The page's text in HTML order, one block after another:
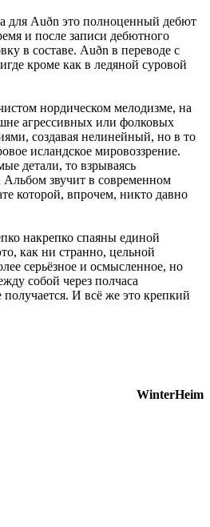
для Auðn это полноценный дебют
и после записи дебютного
в составе. Auðn в переводе с
кроме как в ледяной суровой
нордическом мелодизме, на
агрессивных или фолковых
создавая нелинейный, но в то
исландское мировоззрение.
детали, то взрываясь
звучит в современном
которой, впрочем, никто давно
накрепко спаяны единой
как ни странно, цельной
серьёзное и осмысленное, но
собой через полчаса
И всё же это крепкий
WinterHeim